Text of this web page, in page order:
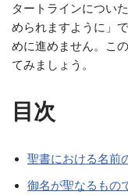
タートラインについ
められますように」
めに進めません。こ
てみましょう。
目次
聖書における名前
御名が聖なるもの